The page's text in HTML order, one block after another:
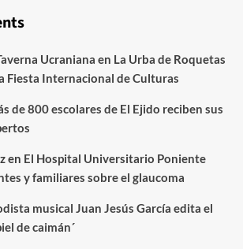
Ucraniana en La Urba de Roquetas
Fiesta Internacional de Culturas
de 800 escolares de El Ejido reciben sus
en El Hospital Universitario Poniente
y familiares sobre el glaucoma
musical Juan Jesús García edita el
de caimán´